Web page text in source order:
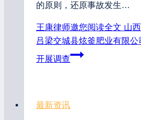
的原则，还原事故发生…
王康律师邀您阅读全文 山
吕梁交城县炫釜肥业有限
开展调查
最新资讯